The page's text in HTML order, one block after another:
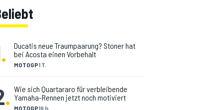
. MOTOGP1 T.
Ducatis neue Traumpaarung? Stoner hat
bei Acosta einen Vorbehalt
. MOTOGP19 h
Wie sich Quartararo für verbleibende
Yamaha-Rennen jetzt noch motiviert